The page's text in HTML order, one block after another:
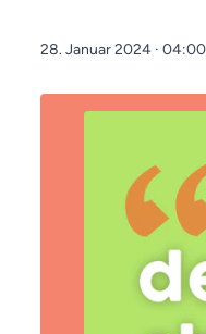
28. Januar 2024 ·